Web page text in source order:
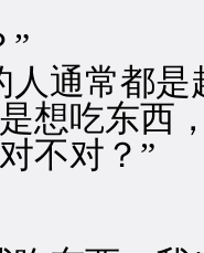
通常都是
想吃东西
不对？”